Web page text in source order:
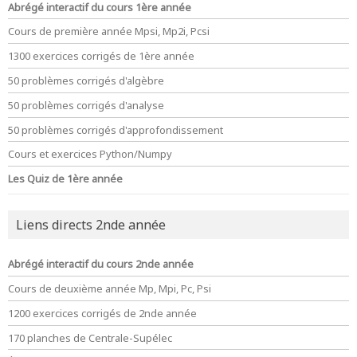
Abrégé interactif du cours 1ère année
Cours de première année Mpsi, Mp2i, Pcsi
1300 exercices corrigés de 1ère année
50 problèmes corrigés d'algèbre
50 problèmes corrigés d'analyse
50 problèmes corrigés d'approfondissement
Cours et exercices Python/Numpy
Les Quiz de 1ère année
Liens directs 2nde année
Abrégé interactif du cours 2nde année
Cours de deuxième année Mp, Mpi, Pc, Psi
1200 exercices corrigés de 2nde année
170 planches de Centrale-Supélec